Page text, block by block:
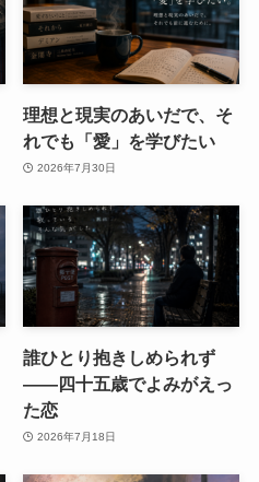
理想と現実のあいだで、そ
れでも「愛」を学びたい
2026年7月30日
誰ひとり抱きしめられず
――四十五歳でよみがえっ
た恋
2026年7月18日